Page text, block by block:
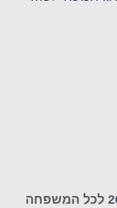
כל הפעילויות לחופש הגדול 2026 לכל המשפחה